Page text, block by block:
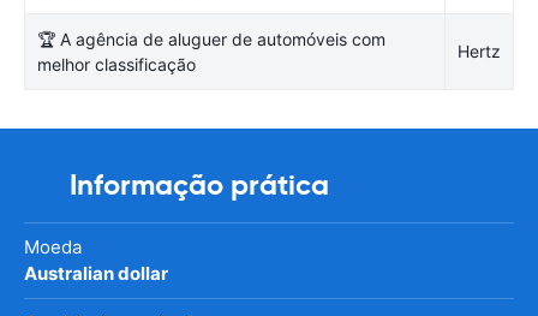
🏆 A agência de aluguer de automóveis com
melhor classificação
Hertz
Informação prática
Moeda
Australian dollar